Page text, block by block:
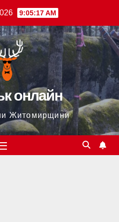
9:05:18 AM
онлайн
Житомирщини